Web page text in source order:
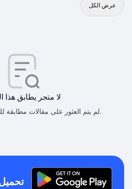
عرض الكل
لا متجر يطابق هذا
لم يتم العثور على مقالات مطابقة للبحث الذي تم تحديده.